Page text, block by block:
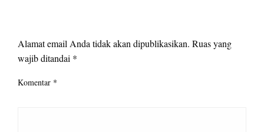
Alamat email Anda tidak akan dipublikasikan. Ruas yang
wajib ditandai *
Komentar *